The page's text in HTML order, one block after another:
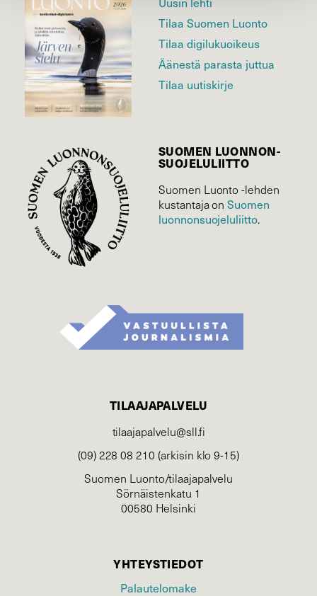
Tilaa Suomen Luonto
Tilaa digilukuoikeus
Äänestä parasta juttua
Tilaa uutiskirje
SUOMEN LUONNON­
SUOJELU­LIITTO
Suomen Luonto -lehden
kustantaja onSuomen
luonnonsuojelu­liitto.
TILAAJAPALVELU
tilaajapalvelu@sll.fi
(09) 228 08 210 (arkisin klo 9-15)
Suomen Luonto/tilaajapalvelu
Sörnäistenkatu 1
00580 Helsinki
YHTEYSTIEDOT
Palautelomake